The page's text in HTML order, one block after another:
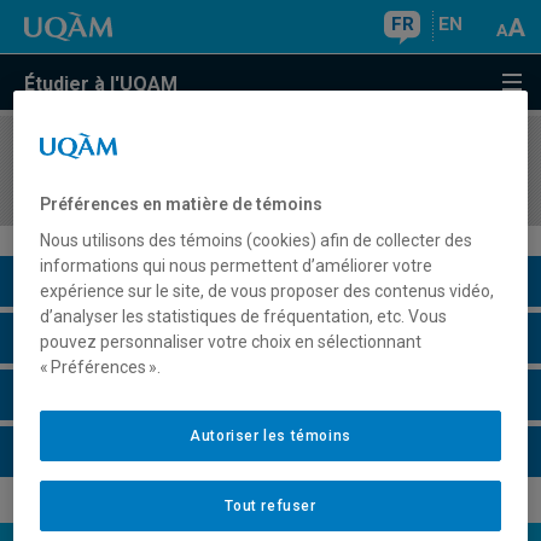
FR EN
Étudier à l'UQAM
COURS//
Description du cours
Horaire - Été 2026
Préférences en matière de témoins
Nous utilisons des témoins (cookies) afin de collecter des
informations qui nous permettent d’améliorer votre
expérience sur le site, de vous proposer des contenus vidéo,
d’analyser les statistiques de fréquentation, etc. Vous
pouvez personnaliser votre choix en sélectionnant
« Préférences ».
Tout refuser
Autoriser les témoins